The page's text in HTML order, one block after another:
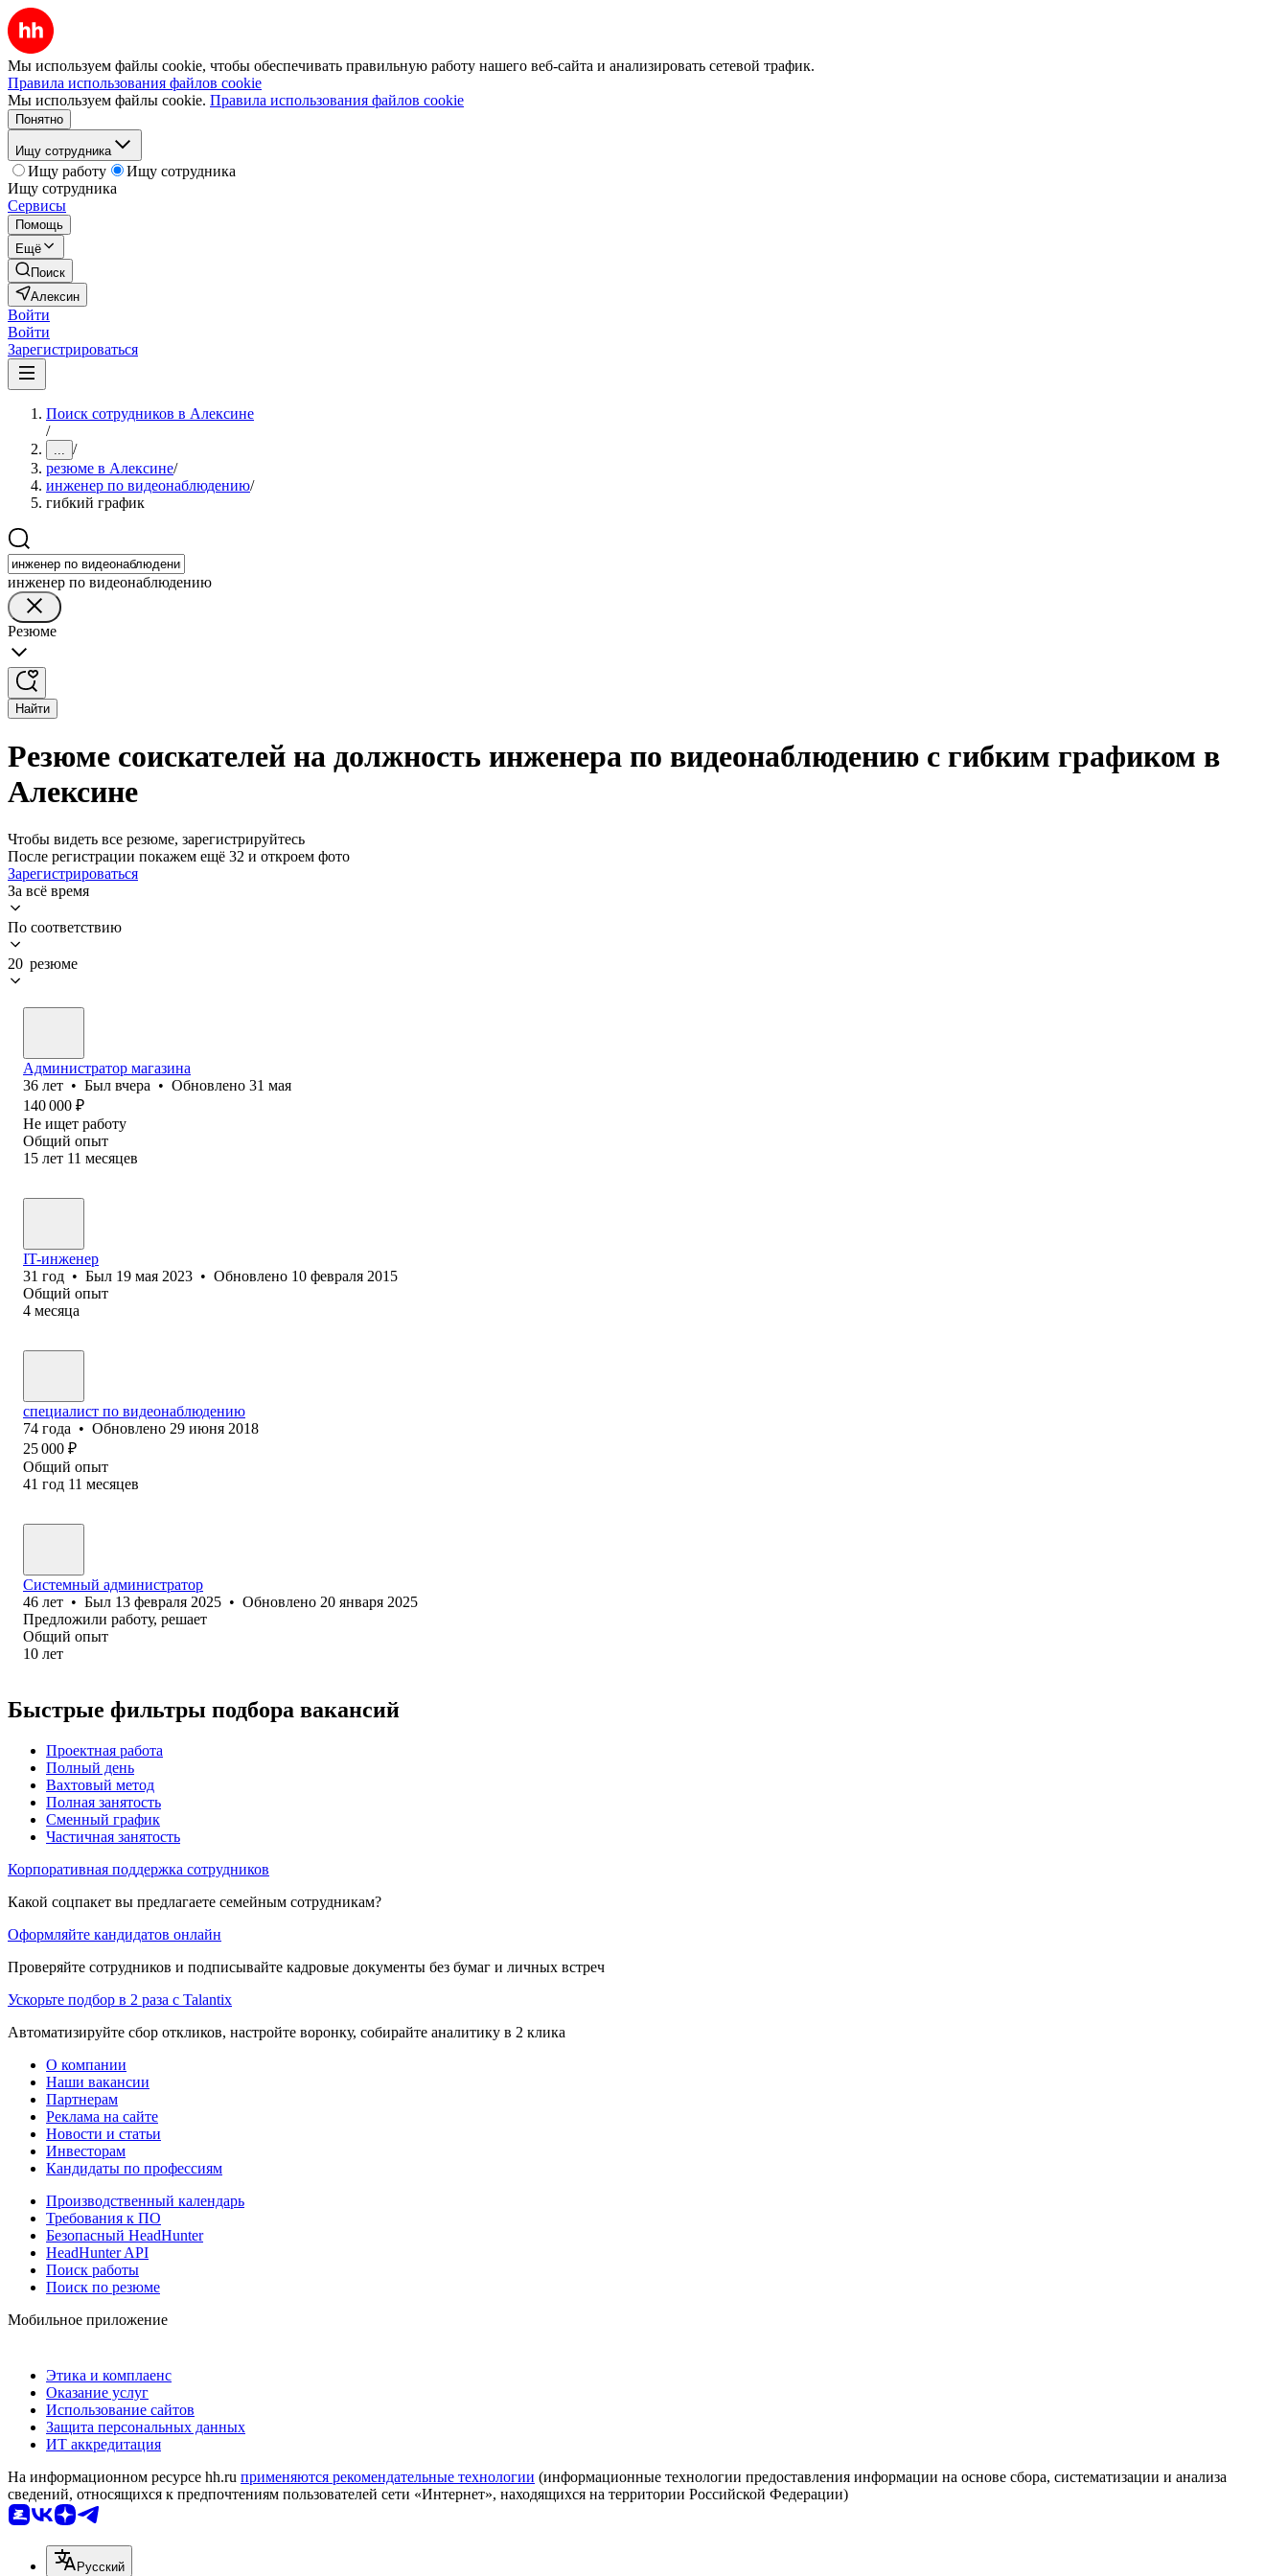
Мы используем файлы cookie, чтобы обеспечивать правильную работу нашего веб-сайта и анализировать сетевой трафик.
Правила использования файлов cookie
Мы используем файлы cookie. Правила использования файлов cookie
Понятно
Ищу сотрудника
Ищу работу
Ищу сотрудника
Ищу сотрудника
Сервисы
Помощь
Ещё
Поиск
Алексин
Войти
Войти
Зарегистрироваться
Поиск сотрудников в Алексине
/
... /
резюме в Алексине/
инженер по видеонаблюдению/
гибкий график
инженер по видеонаблюдению
Резюме
Найти
Резюме соискателей на должность инженера по видеонаблюдению с гибким графиком в
Алексине
Чтобы видеть все резюме, зарегистрируйтесь
После регистрации покажем ещё 32 и откроем фото
Зарегистрироваться
За всё время
По соответствию
20 резюме
Администратор магазина
36 лет • Был вчера • Обновлено 31 мая
140 000 ₽
Не ищет работу
Общий опыт
15 лет 11 месяцев
IT-инженер
31 год • Был 19 мая 2023 • Обновлено 10 февраля 2015
Общий опыт
4 месяца
специалист по видеонаблюдению
74 года • Обновлено 29 июня 2018
25 000 ₽
Общий опыт
41 год 11 месяцев
Системный администратор
46 лет • Был 13 февраля 2025 • Обновлено 20 января 2025
Предложили работу, решает
Общий опыт
10 лет
Быстрые фильтры подбора вакансий
Проектная работа
Полный день
Вахтовый метод
Полная занятость
Сменный график
Частичная занятость
Корпоративная поддержка сотрудников
Какой соцпакет вы предлагаете семейным сотрудникам?
Оформляйте кандидатов онлайн
Проверяйте сотрудников и подписывайте кадровые документы без бумаг и личных встреч
Ускорьте подбор в 2 раза с Talantix
Автоматизируйте сбор откликов, настройте воронку, собирайте аналитику в 2 клика
О компании
Наши вакансии
Партнерам
Реклама на сайте
Новости и статьи
Инвесторам
Кандидаты по профессиям
Производственный календарь
Требования к ПО
Безопасный HeadHunter
HeadHunter API
Поиск работы
Поиск по резюме
Мобильное приложение
Этика и комплаенс
Оказание услуг
Использование сайтов
Защита персональных данных
ИТ аккредитация
На информационном ресурсе hh.ru применяются рекомендательные технологии (информационные технологии предоставления информации на основе сбора, систематизации и анализа
сведений, относящихся к предпочтениям пользователей сети «Интернет», находящихся на территории Российской Федерации)
Русский